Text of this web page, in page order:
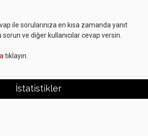
ile sorularınıza en kısa zamanda yanıt
ve diğer kullanıcılar cevap versin.
tıklayın.
İstatistikler